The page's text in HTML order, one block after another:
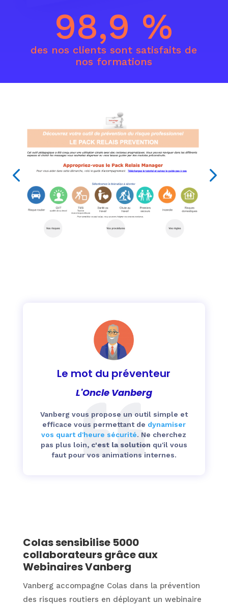
98,9 %
des nos clients sont satisfaits de
nos formations
Le mot du préventeur
L'Oncle Vanberg
Vanberg vous propose un outil simple et
efficace vous permettant de dynamiser
vos quart d'heure sécurité. Ne cherchez
pas plus loin, c'est la solution qu'il vous
faut pour vos animations internes.
Colas sensibilise 5000
collaborateurs grâce aux
Webinaires Vanberg
Vanberg accompagne Colas dans la prévention
des risques routiers en déployant un webinaire